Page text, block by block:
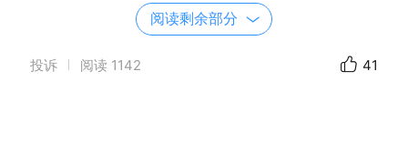
老百姓的信赖依靠。阅读剩余部分
投诉 阅读 1142 41